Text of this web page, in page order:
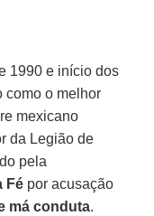
1990 e início dos
como o melhor
mexicano
da Legião de
pela
Fé por acusação
má conduta.